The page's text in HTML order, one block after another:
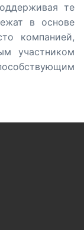
те
в основе
компанией,
участником